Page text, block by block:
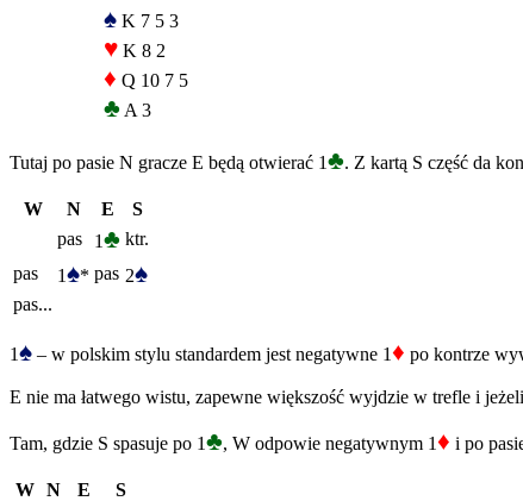
♠ K 7 5 3
♥ K 8 2
♦ Q 10 7 5
♣ A 3
Tutaj po pasie N gracze E będą otwierać 1♣. Z kartą S część da
W N E
S
pas
1♣ ktr.
pas
1♠* pas 2♠
pas...
1♠ – w polskim stylu standardem jest negatywne 1♦ po kontrze
E nie ma łatwego wistu, zapewne większość wyjdzie w trefle i
Tam, gdzie S spasuje po 1♣, W odpowie negatywnym 1♦ i po
W N E
S